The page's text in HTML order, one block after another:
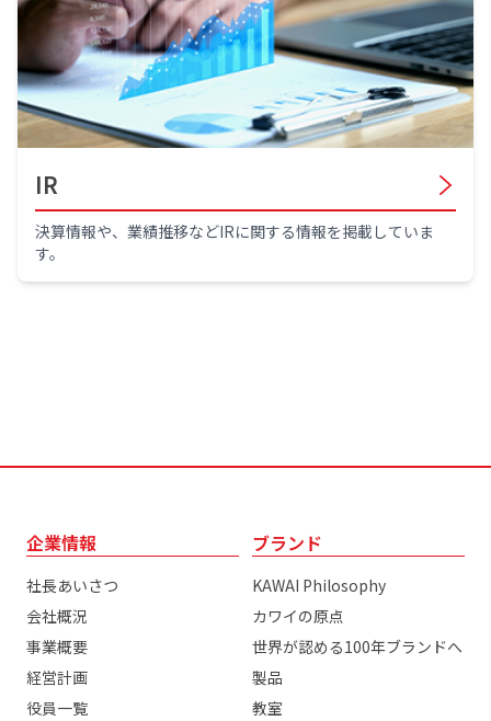
IR
決算情報や、業績推移などIRに関する情報を掲載していま
す。
企業情報
社長あいさつ
会社概況
事業概要
経営計画
役員一覧
ブランド
KAWAI Philosophy
カワイの原点
世界が認める100年ブランドへ
製品
教室